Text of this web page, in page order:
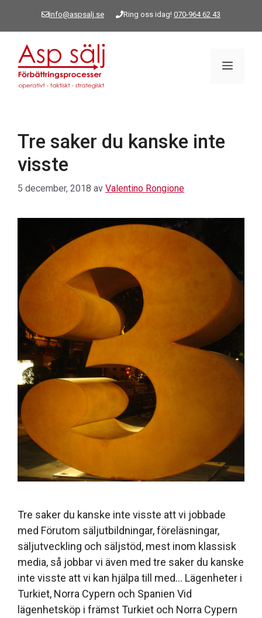
info@aspsalj.se Ring oss idag! 070-964 62 43
Meny
Tre saker du kanske inte
visste
5 december, 2018 av Valentino Rongione
Tre saker du kanske inte visste att vi jobbade
med Förutom säljutbildningar, föreläsningar,
säljutveckling och säljstöd, mest inom klassisk
media, så jobbar vi även med tre saker du kanske
inte visste att vi kan hjälpa till med… Lägenheter i
Turkiet, Norra Cypern och Spanien Vid
lägenhetsköp i främst Turkiet och Norra Cypern